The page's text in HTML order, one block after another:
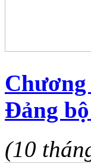
Đảng
(10